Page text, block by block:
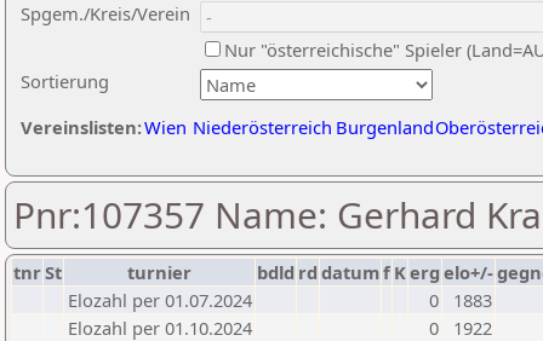
Sortierung
Spgem./Kreis/Verein
Nur "österreichische" Spieler
Vereinslisten:Wien Niederösterreich Burgenland
Pnr:107357 Name: Gerhard
tnrSt turnier bdld rd datumf Kerg elo+/-
Elozahl per 01.07.2024
0
1883
Elozahl per 01.10.2024
0
1922